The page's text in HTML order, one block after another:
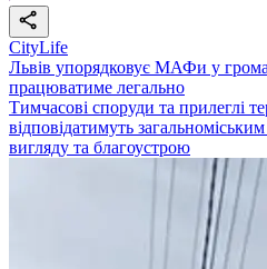
CityLife
Львів упорядковує МАФи у
працюватиме легально
Тимчасові споруди та прилеглі
відповідатимуть
вигляду та благоустрою